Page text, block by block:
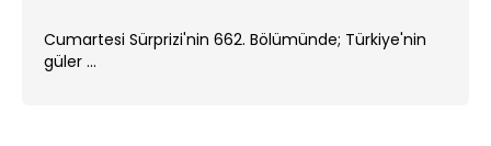
Cumartesi Sürprizi'nin 662. Bölümünde; Türkiye'nin
güler ...